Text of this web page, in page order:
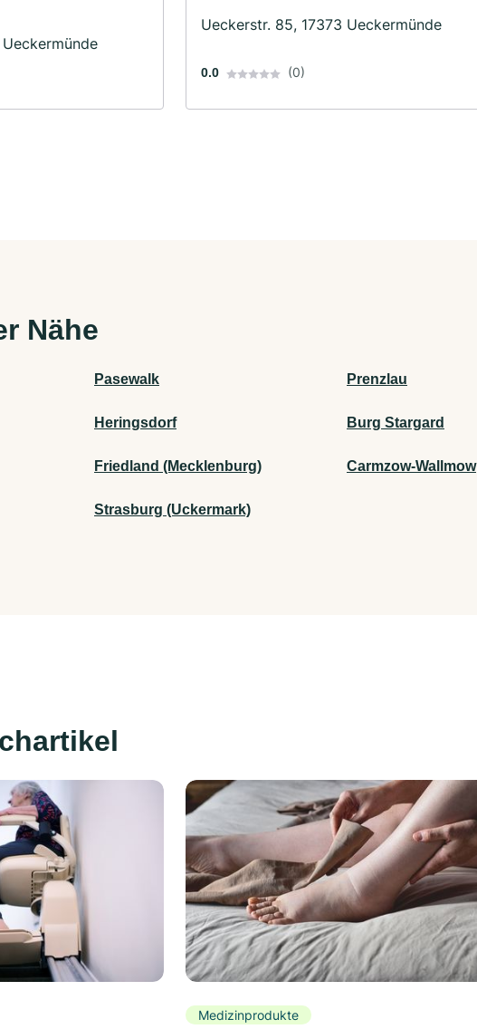
Ueckerstr. 85, 17373 Ueckermünde
0.0 (0)
Nähe
Pasewalk Prenzlau
Heringsdorf Burg Stargard
Friedland (Mecklenburg) Carmzow-Wallmow
Strasburg (Uckermark)
Medizinprodukte